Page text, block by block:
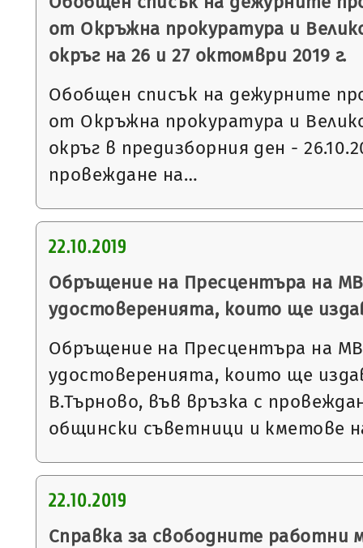
от Окръжна прокуратура и
окръг на 26 и 27 октомври 2019 г.
Обобщен списък на дежурните
от Окръжна прокуратура и
окръг в предизборния ден -
провеждане на…
22.10.2019
Обръщение на Пресцентъра на
удостоверенията, които ще
Обръщение на Пресцентъра на
удостоверенията, които ще
В.Търново, във връзка с
общински съветници и кметове
22.10.2019
Справка за свободните работни